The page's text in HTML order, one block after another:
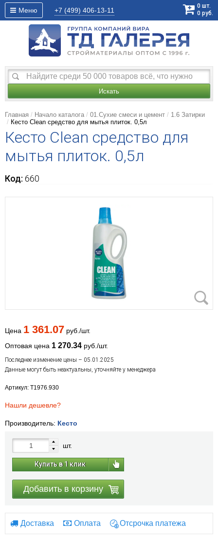
Меню +7 (499) 406-13-11
0 шт.
0 руб.
Искать
Главная Начало каталога 01.Сухие смеси и цемент
1.6 Затирки
Кесто Clean средство для мытья плиток. 0,5л
Кесто Clean средство для
мытья плиток. 0,5л
Код: 660
Цена 1 361.07 руб./шт.
Оптовая цена 1 270.34 руб./шт.
Последнее изменение цены – 05.01.2025
Данные могут быть неактуальны, уточняйте у менеджера
Артикул: T1976.930
Нашли дешевле?
Производитель: Кесто
шт.
Купить в 1 клик
Добавить в корзину
Доставка Оплата Отсрочка платежа